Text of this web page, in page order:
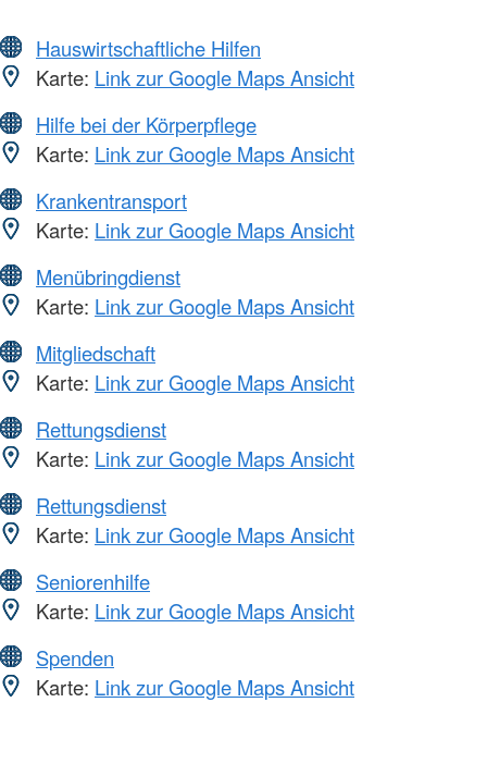
Hauswirtschaftliche Hilfen
Karte: Link zur Google Maps Ansicht
Hilfe bei der Körperpflege
Karte: Link zur Google Maps Ansicht
Krankentransport
Karte: Link zur Google Maps Ansicht
Menübringdienst
Karte: Link zur Google Maps Ansicht
Mitgliedschaft
Karte: Link zur Google Maps Ansicht
Rettungsdienst
Karte: Link zur Google Maps Ansicht
Rettungsdienst
Karte: Link zur Google Maps Ansicht
Seniorenhilfe
Karte: Link zur Google Maps Ansicht
Spenden
Karte: Link zur Google Maps Ansicht